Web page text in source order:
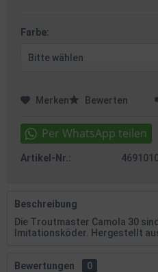
Farbe:
Merken Bewerten
Artikel-Nr.:
Beschreibung
Die Troutmaster Camola 30
Imitationsköder. Hergestellt aus
Bewertungen
0